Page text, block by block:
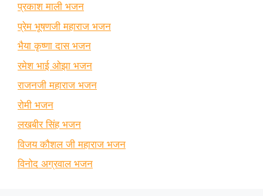
प्रकाश माली भजन
प्रेम भूषणजी महाराज भजन
भैया कृष्णा दास भजन
रमेश भाई ओझा भजन
राजनजी महाराज भजन
रोमी भजन
लखबीर सिंह भजन
विजय कौशल जी महाराज भजन
विनोद अग्रवाल भजन